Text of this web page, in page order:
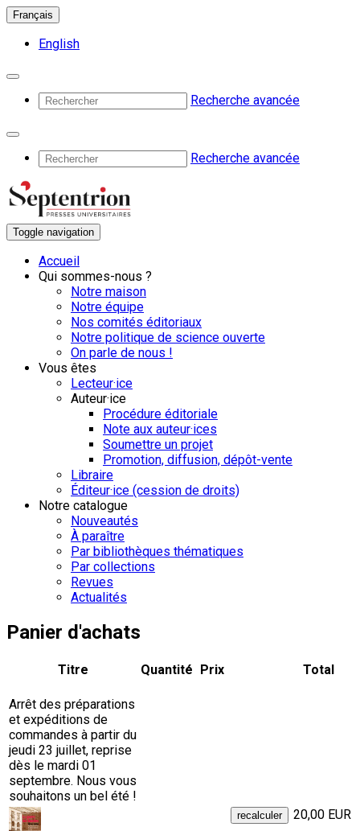
Français
English
Recherche avancée
Recherche avancée
Toggle navigation
Accueil
Qui sommes-nous ?
Notre maison
Notre équipe
Nos comités éditoriaux
Notre politique de science ouverte
On parle de nous !
Vous êtes
Lecteur·ice
Auteur·ice
Procédure éditoriale
Note aux auteur·ices
Soumettre un projet
Promotion, diffusion, dépôt-vente
Libraire
Éditeur·ice (cession de droits)
Notre catalogue
Nouveautés
À paraître
Par bibliothèques thématiques
Par collections
Revues
Actualités
Panier d'achats
Arrêt des préparations
et expéditions de
commandes à partir du
jeudi 23 juillet, reprise
dès le mardi 01
septembre. Nous vous
souhaitons un bel été !
Titre Quantité Prix Total
20,00 EUR